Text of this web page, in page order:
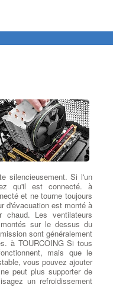
silencieusement. Si l'un
qu'il est connecté. à
et ne tourne toujours
d'évacuation est monté à
chaud. Les ventilateurs
sur le dessus du
sont généralement
à TOURCOING Si tous
mais que le
vous pouvez ajouter
peut plus supporter de
un refroidissement